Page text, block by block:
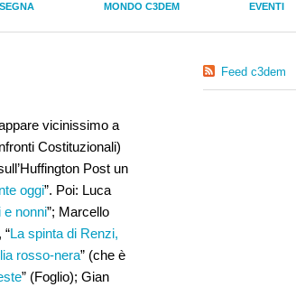
MONDO C3DEM EVENTI
vicinissimo a
Costituzionali)
Post un
oggi”. Poi: Luca
e nonni”; Marcello
“La spinta di Renzi,
rosso-nera” (che è
” (Foglio); Gian
Feed c3dem